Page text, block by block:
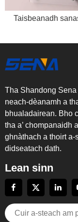
Taisbeanadh
Tha Shandong
neach-dèanamh a
bhualadairean. Bho
tha a’ chompanaidh
ghnàthach a thoirt
didseatach dath.
Lean sinn